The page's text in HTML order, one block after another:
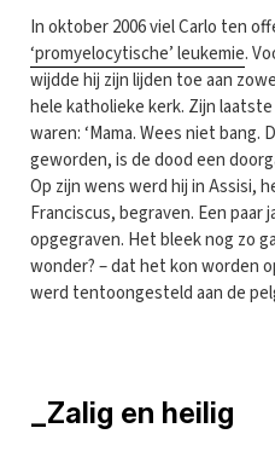
In oktober 2006 viel Carlo ten
‘promyelocytische’ leukemie.
wijdde hij zijn lijden toe aan
hele katholieke kerk. Zijn
waren: ‘Mama. Wees niet bang.
geworden, is de dood een
Op zijn wens werd hij in Assisi,
Franciscus, begraven. Een paar
opgegraven. Het bleek nog zo
wonder? – dat het kon worden
werd tentoongesteld aan de
_Zalig en heilig